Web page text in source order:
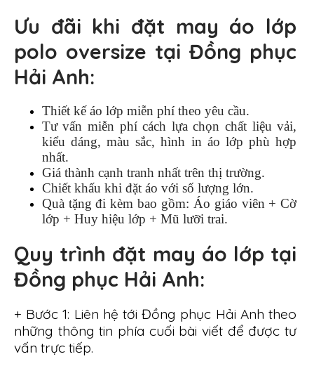
Ưu đãi khi đặt may áo lớp
polo oversize tại Đồng phục
Hải Anh:
Thiết kế áo lớp miễn phí theo yêu cầu.
Tư vấn miễn phí cách lựa chọn chất liệu vải,
kiểu dáng, màu sắc, hình in áo lớp phù hợp
nhất.
Giá thành cạnh tranh nhất trên thị trường.
Chiết khấu khi đặt áo với số lượng lớn.
Quà tặng đi kèm bao gồm: Áo giáo viên + Cờ
lớp + Huy hiệu lớp + Mũ lưỡi trai.
Quy trình đặt may áo lớp tại
Đồng phục Hải Anh:
+ Bước 1: Liên hệ tới Đồng phục Hải Anh theo
những thông tin phía cuối bài viết để được tư
vấn trực tiếp.